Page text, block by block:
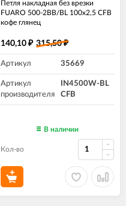
Петля накладная без врезки
FUARO 500-2BB/BL 100x2,5 CFB
кофе глянец
140,10 ₽ 315,50₽
Артикул 35669
Артикул
производителя
IN4500W-BL
CFB
В наличии
Кол-во